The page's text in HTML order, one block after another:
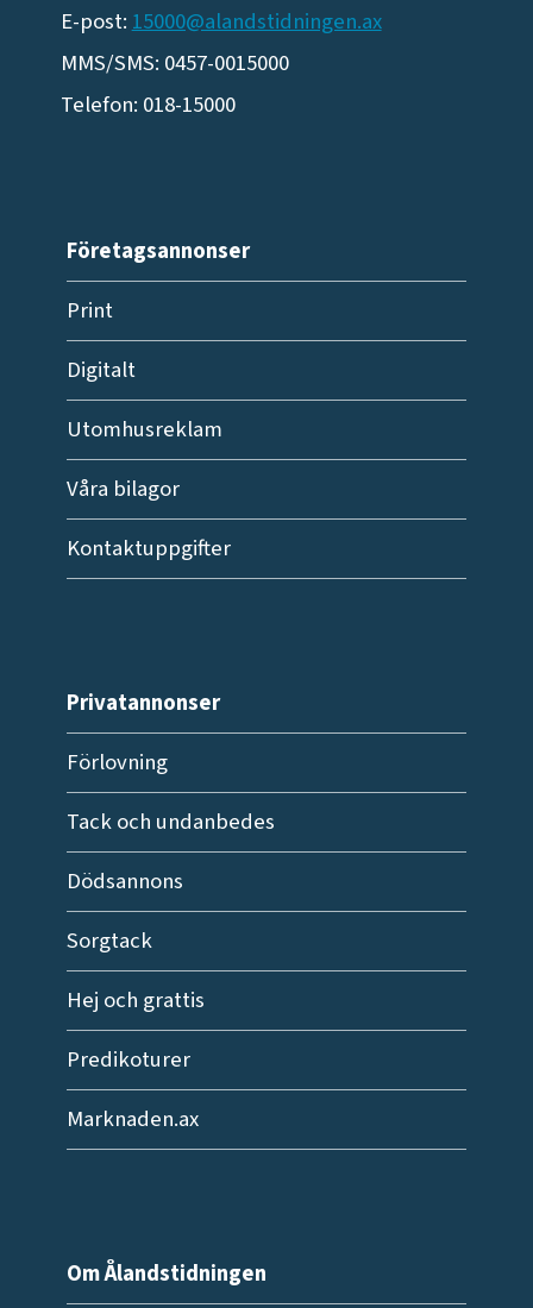
E-post: 15000@alandstidningen.ax
MMS/SMS: 0457-0015000
Telefon: 018-15000
Företagsannonser
Print
Digitalt
Utomhusreklam
Våra bilagor
Kontaktuppgifter
Privatannonser
Förlovning
Tack och undanbedes
Dödsannons
Sorgtack
Hej och grattis
Predikoturer
Marknaden.ax
Om Ålandstidningen